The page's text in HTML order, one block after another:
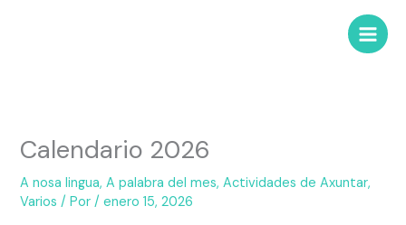
Calendario 2026
A nosa lingua,A palabra del mes,Actividades de Axuntar,
Varios / Por/enero 15, 2026